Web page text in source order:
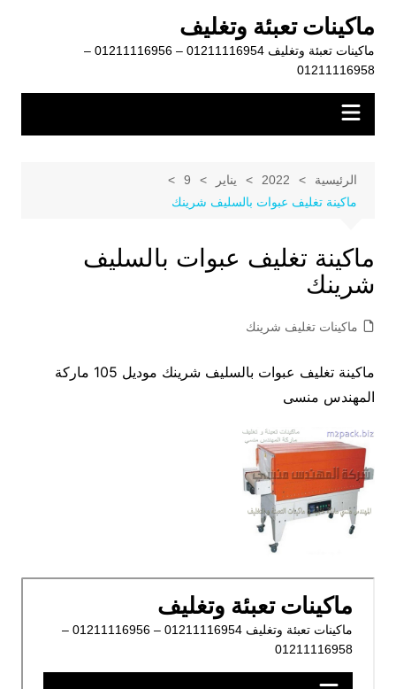
المحتوى
ماكينات تعبئة وتغليف
ماكينات تعبئة وتغليف 01211116954 – 01211116956 –
01211116958
الرئيسية 2022 يناير
9
ماكينة تغليف عبوات بالسليف شرينك
ماكينة تغليف عبوات بالسليف
شرينك
ماكينات تغليف شرينك
ماكينة تغليف عبوات بالسليف شرينك موديل 105 ماركة
المهندس منسى